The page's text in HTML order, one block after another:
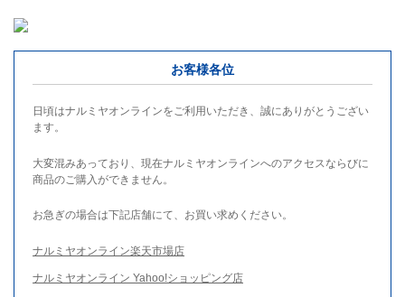
お客様各位
日頃はナルミヤオンラインをご利用いただき、誠にありがとうござい
ます。
大変混みあっており、現在ナルミヤオンラインへのアクセスならびに
商品のご購入ができません。
お急ぎの場合は下記店舗にて、お買い求めください。
ナルミヤオンライン楽天市場店
ナルミヤオンライン Yahoo!ショッピング店